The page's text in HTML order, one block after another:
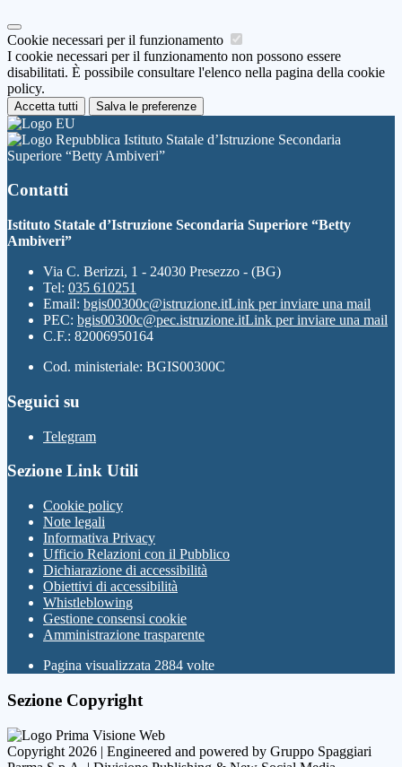
Cookie necessari per il funzionamento
I cookie necessari per il funzionamento non possono essere
disabilitati. È possibile consultare l'elenco nella pagina della cookie
policy.
Accetta tutti Salva le preferenze
Istituto Statale d’Istruzione Secondaria
Superiore “Betty Ambiveri”
Contatti
Istituto Statale d’Istruzione Secondaria Superiore “Betty
Ambiveri”
Via C. Berizzi, 1 - 24030 Presezzo - (BG)
Tel: 035 610251
Email: bgis00300c@istruzione.itLink per inviare una mail
PEC: bgis00300c@pec.istruzione.itLink per inviare una mail
C.F.: 82006950164
Cod. ministeriale: BGIS00300C
Seguici su
Telegram
Sezione Link Utili
Cookie policy
Note legali
Informativa Privacy
Ufficio Relazioni con il Pubblico
Dichiarazione di accessibilità
Obiettivi di accessibilità
Whistleblowing
Gestione consensi cookie
Amministrazione trasparente
Pagina visualizzata 2884 volte
Sezione Copyright
Copyright 2026 | Engineered and powered by Gruppo Spaggiari